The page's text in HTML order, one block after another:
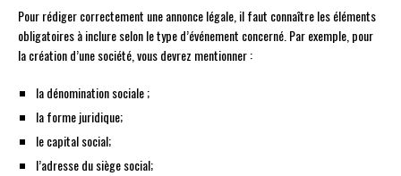
Pour rédiger correctement une annonce légale, il faut connaître les éléments
obligatoires à inclure selon le type d’événement concerné. Par exemple, pour
la création d’une société, vous devrez mentionner :
la dénomination sociale ;
la forme juridique;
le capital social;
l’adresse du siège social;